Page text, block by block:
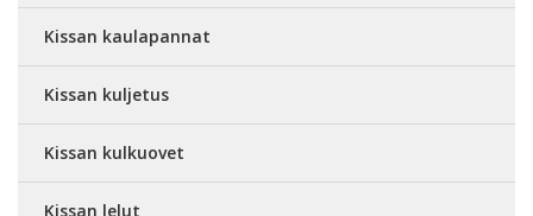
Kissan kaulapannat
Kissan kuljetus
Kissan kulkuovet
Kissan lelut